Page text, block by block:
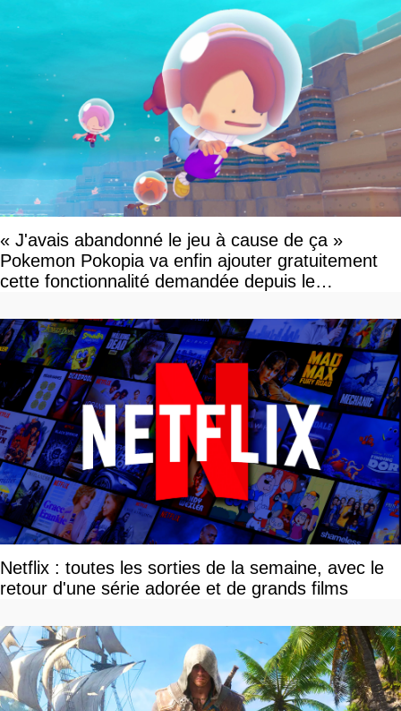
« J'avais abandonné le jeu à cause de ça »
Pokemon Pokopia va enfin ajouter gratuitement
cette fonctionnalité demandée depuis le
Netflix : toutes les sorties de la semaine, avec le
retour d'une série adorée et de grands films